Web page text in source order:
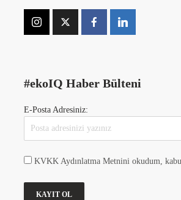
#ekoIQ Haber Bülteni
E-Posta Adresiniz:
KVKK Aydınlatma Metnini okudum,